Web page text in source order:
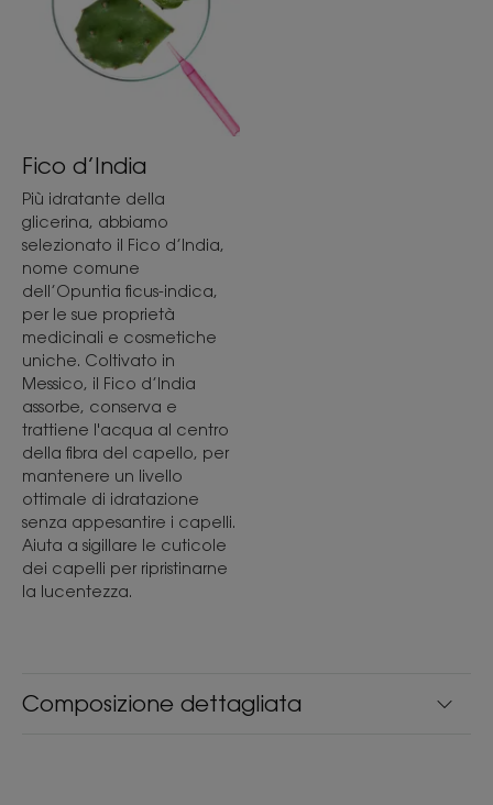
Composizione dettagliata
Fico d’India
Più idratante della
glicerina, abbiamo
selezionato il Fico d’India,
nome comune
dell’Opuntia ficus-indica,
per le sue proprietà
medicinali e cosmetiche
uniche. Coltivato in
Messico, il Fico d’India
assorbe, conserva e
trattiene l'acqua al centro
della fibra del capello, per
mantenere un livello
ottimale di idratazione
senza appesantire i capelli.
Aiuta a sigillare le cuticole
dei capelli per ripristinarne
la lucentezza.